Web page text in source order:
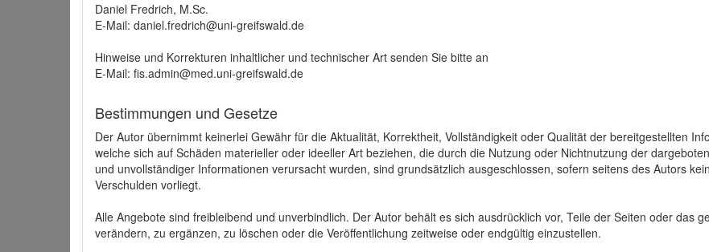
Daniel Fredrich, M.Sc.
E-Mail: daniel.fredrich@uni-greifswald.de
Hinweise und Korrekturen inhaltlicher und technischer Art senden Sie bitte an
E-Mail: fis.admin@med.uni-greifswald.de
Bestimmungen und Gesetze
Der Autor übernimmt keinerlei Gewähr für die Aktualität, Korrektheit, Vollständigkeit oder Qualität der bereitgestellten
welche sich auf Schäden materieller oder ideeller Art beziehen, die durch die Nutzung oder Nichtnutzung der
und unvollständiger Informationen verursacht wurden, sind grundsätzlich ausgeschlossen, sofern seitens des Autors
Verschulden vorliegt.
Alle Angebote sind freibleibend und unverbindlich. Der Autor behält es sich ausdrücklich vor, Teile der Seiten oder das
verändern, zu ergänzen, zu löschen oder die Veröffentlichung zeitweise oder endgültig einzustellen.